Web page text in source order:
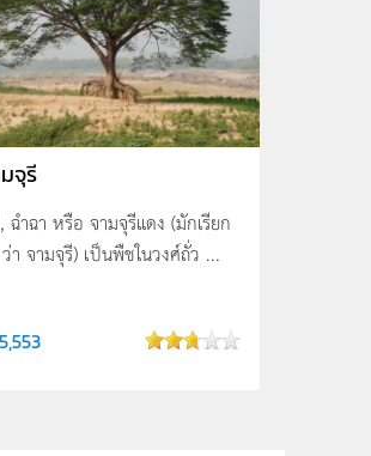
จุรี
ฉำฉา หรือ จามจุรีแดง (มักเรียก
า จามจุรี) เป็นพืชในวงศ์ถั่ว ...